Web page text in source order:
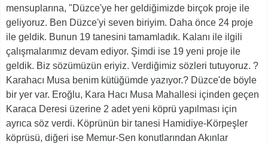
mensuplarına, "Düzce'ye her geldiğimizde birçok proje ile
geliyoruz. Ben Düzce'yi seven biriyim. Daha önce 24 proje
ile geldik. Bunun 19 tanesini tamamladık. Kalanı ile ilgili
çalışmalarımız devam ediyor. Şimdi ise 19 yeni proje ile
geldik. Biz sözümüzün eriyiz. Verdiğimiz sözleri tutuyoruz. ?
Karahacı Musa benim kütüğümde yazıyor.? Düzce'de böyle
bir yer var. Eroğlu, Kara Hacı Musa Mahallesi içinden geçen
Karaca Deresi üzerine 2 adet yeni köprü yapılması için
ayrıca söz verdi. Köprünün bir tanesi Hamidiye-Körpeşler
köprüsü, diğeri ise Memur-Sen konutlarından Akınlar